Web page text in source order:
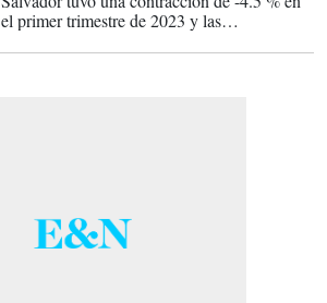
el primer trimestre de 2023 y las
valor a mayo.